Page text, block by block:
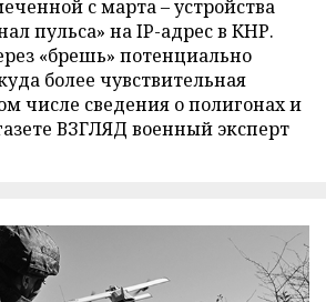
с марта – устройства
пульса» на IP-адрес в КНР.
«брешь» потенциально
более чувствительная
числе сведения о полигонах и
ВЗГЛЯД военный эксперт